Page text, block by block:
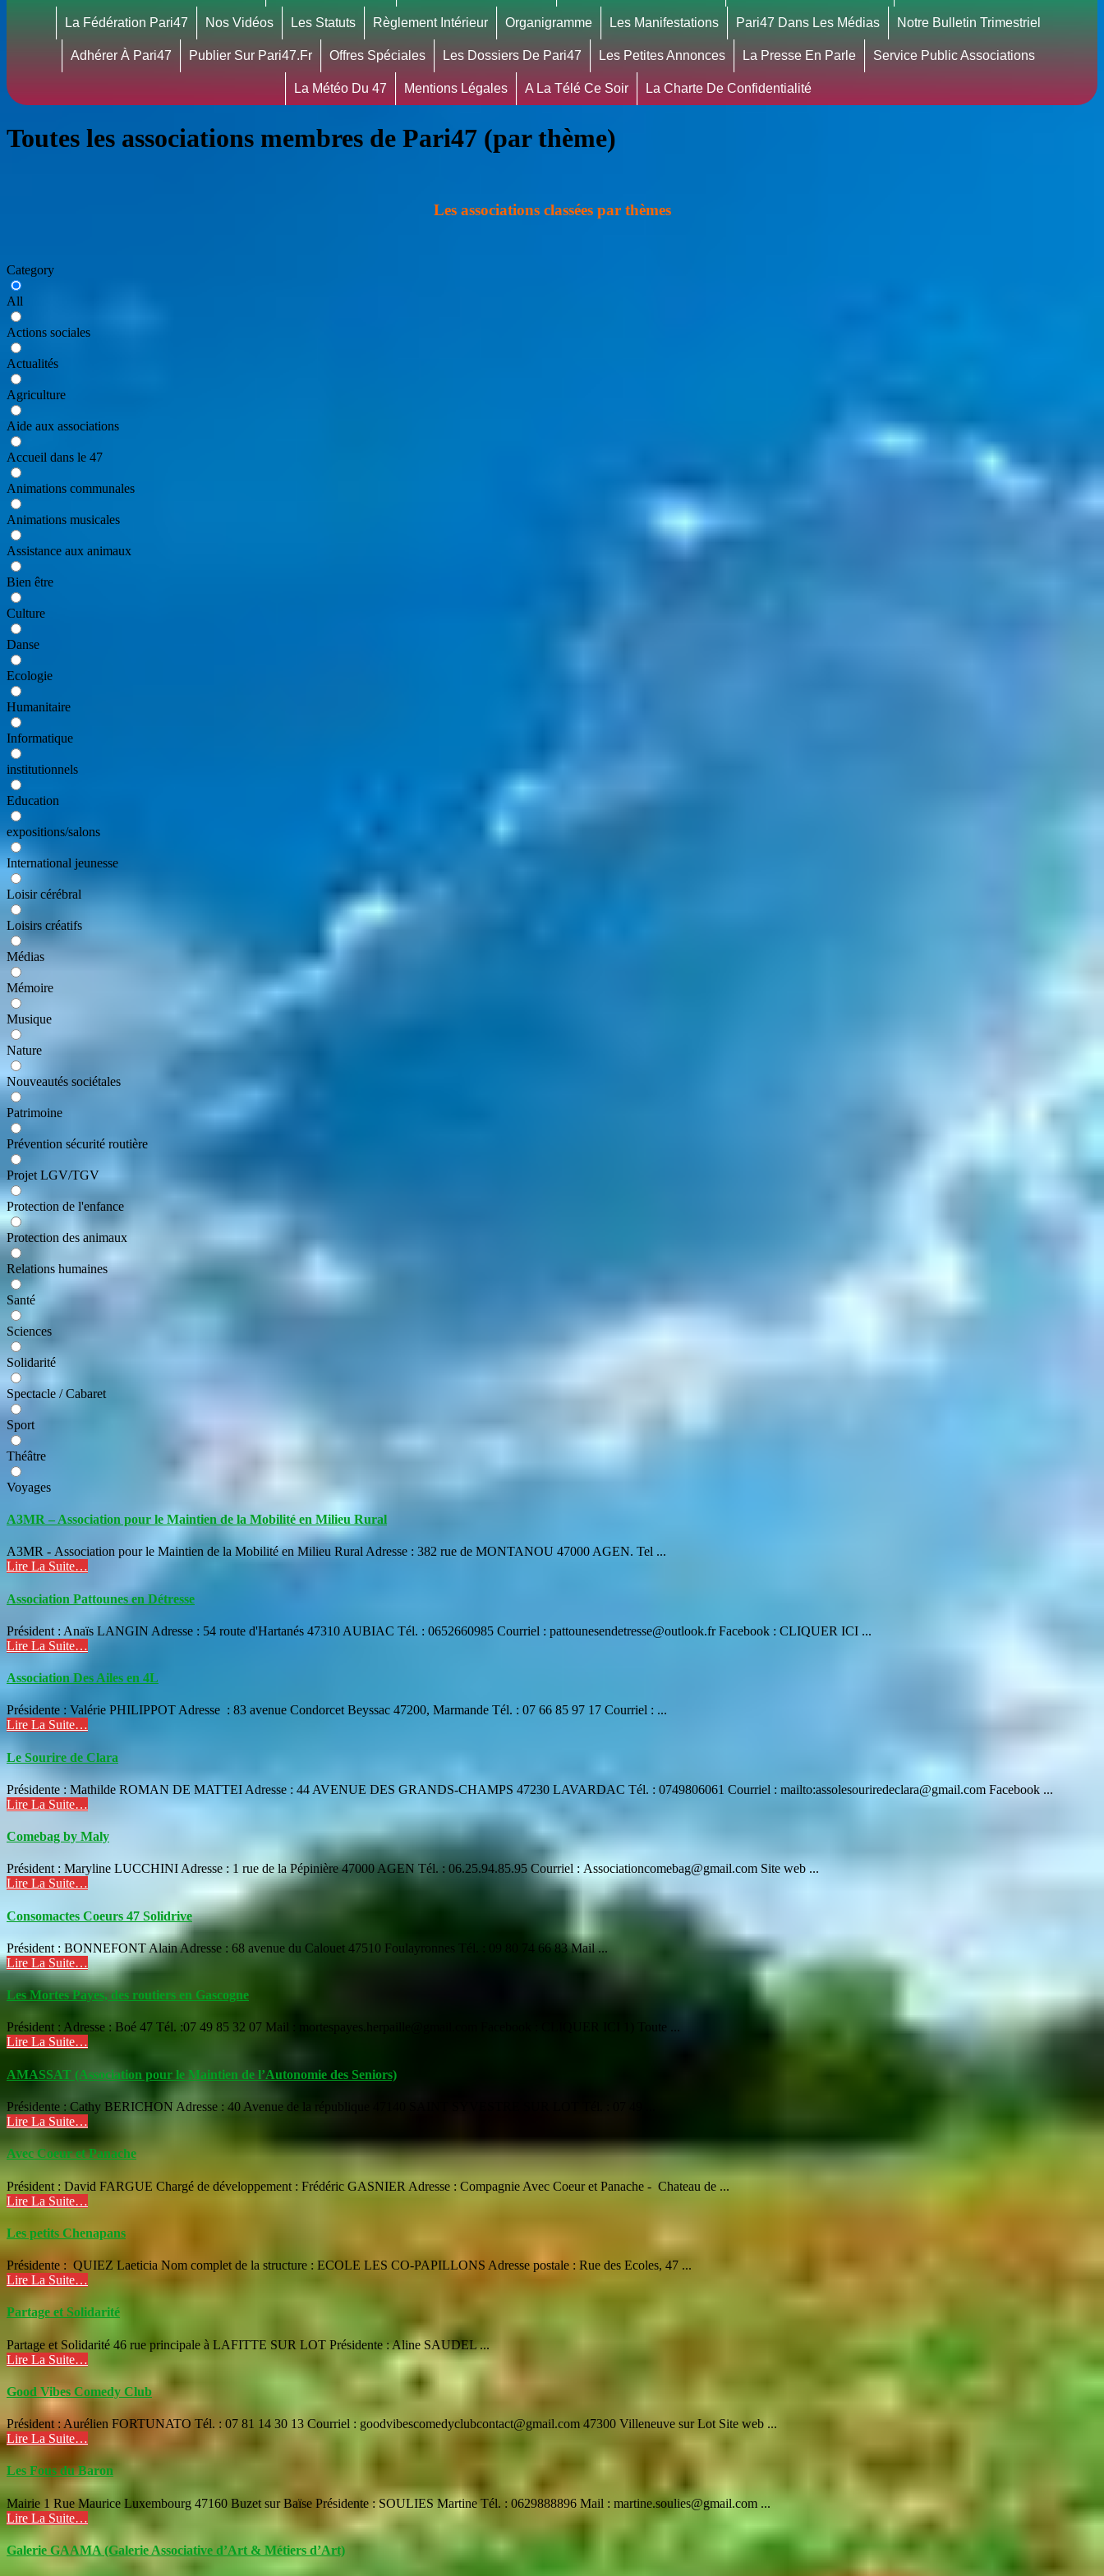
La Fédération Pari47 Nos Vidéos Les Statuts Règlement Intérieur Organigramme Les Manifestations Pari47 Dans Les Médias Notre Bulletin Trimestriel
Adhérer À Pari47 Publier Sur Pari47.fr Offres Spéciales Les Dossiers De Pari47 Les Petites Annonces La Presse En Parle Service Public Associations
La Météo Du 47 Mentions Légales A La Télé Ce Soir La Charte De Confidentialité
Toutes les associations membres de Pari47 (par thème)
Les associations classées par thèmes
Category
All
Actions sociales
Actualités
Agriculture
Aide aux associations
Accueil dans le 47
Animations communales
Animations musicales
Assistance aux animaux
Bien être
Culture
Danse
Ecologie
Humanitaire
Informatique
institutionnels
Education
expositions/salons
International jeunesse
Loisir cérébral
Loisirs créatifs
Médias
Mémoire
Musique
Nature
Nouveautés sociétales
Patrimoine
Prévention sécurité routière
Projet LGV/TGV
Protection de l'enfance
Protection des animaux
Relations humaines
Santé
Sciences
Solidarité
Spectacle / Cabaret
Sport
Théâtre
Voyages
A3MR – Association pour le Maintien de la Mobilité en Milieu Rural
A3MR - Association pour le Maintien de la Mobilité en Milieu Rural Adresse : 382 rue de MONTANOU 47000 AGEN. Tel ...
Lire La Suite…
Association Pattounes en Détresse
Président : Anaïs LANGIN Adresse : 54 route d'Hartanés 47310 AUBIAC Tél. : 0652660985 Courriel : pattounesendetresse@outlook.fr Facebook : CLIQUER ICI ...
Lire La Suite…
Association Des Ailes en 4L
Présidente : Valérie PHILIPPOT Adresse : 83 avenue Condorcet Beyssac 47200, Marmande Tél. : 07 66 85 97 17 Courriel : ...
Lire La Suite…
Le Sourire de Clara
Présidente : Mathilde ROMAN DE MATTEI Adresse : 44 AVENUE DES GRANDS-CHAMPS 47230 LAVARDAC Tél. : 0749806061 Courriel : mailto:assolesouriredeclara@gmail.com Facebook ...
Lire La Suite…
Comebag by Maly
Président : Maryline LUCCHINI Adresse : 1 rue de la Pépinière 47000 AGEN Tél. : 06.25.94.85.95 Courriel : Associationcomebag@gmail.com Site web ...
Lire La Suite…
Consomactes Coeurs 47 Solidrive
Président : BONNEFONT Alain Adresse : 68 avenue du Calouet 47510 Foulayronnes Tél. : 09 80 74 66 83 Mail ...
Lire La Suite…
Les Mortes Payes, des routiers en Gascogne
Président : Adresse : Boé 47 Tél. :07 49 85 32 07 Mail : mortespayes.herpaille@gmail.com Facebook : CLIQUER ICI 1) Toute ...
Lire La Suite…
AMASSAT (Association pour le Maintien de l’Autonomie des Seniors)
Présidente : Cathy BERICHON Adresse : 40 Avenue de la république 47140 SAINT SYVESTRE SUR LOT Tél. : 07 49 ...
Lire La Suite…
Avec Coeur et Panache
Président : David FARGUE Chargé de développement : Frédéric GASNIER Adresse : Compagnie Avec Coeur et Panache - Chateau de ...
Lire La Suite…
Les petits Chenapans
Présidente : QUIEZ Laeticia Nom complet de la structure : ECOLE LES CO-PAPILLONS Adresse postale : Rue des Ecoles, 47 ...
Lire La Suite…
Partage et Solidarité
Partage et Solidarité 46 rue principale à LAFITTE SUR LOT Présidente : Aline SAUDEL ...
Lire La Suite…
Good Vibes Comedy Club
Président : Aurélien FORTUNATO Tél. : 07 81 14 30 13 Courriel : goodvibescomedyclubcontact@gmail.com 47300 Villeneuve sur Lot Site web ...
Lire La Suite…
Les Fous du Baron
Mairie 1 Rue Maurice Luxembourg 47160 Buzet sur Baïse Présidente : SOULIES Martine Tél. : 0629888896 Mail : martine.soulies@gmail.com ...
Lire La Suite…
Galerie GAAMA (Galerie Associative d’Art & Métiers d’Art)